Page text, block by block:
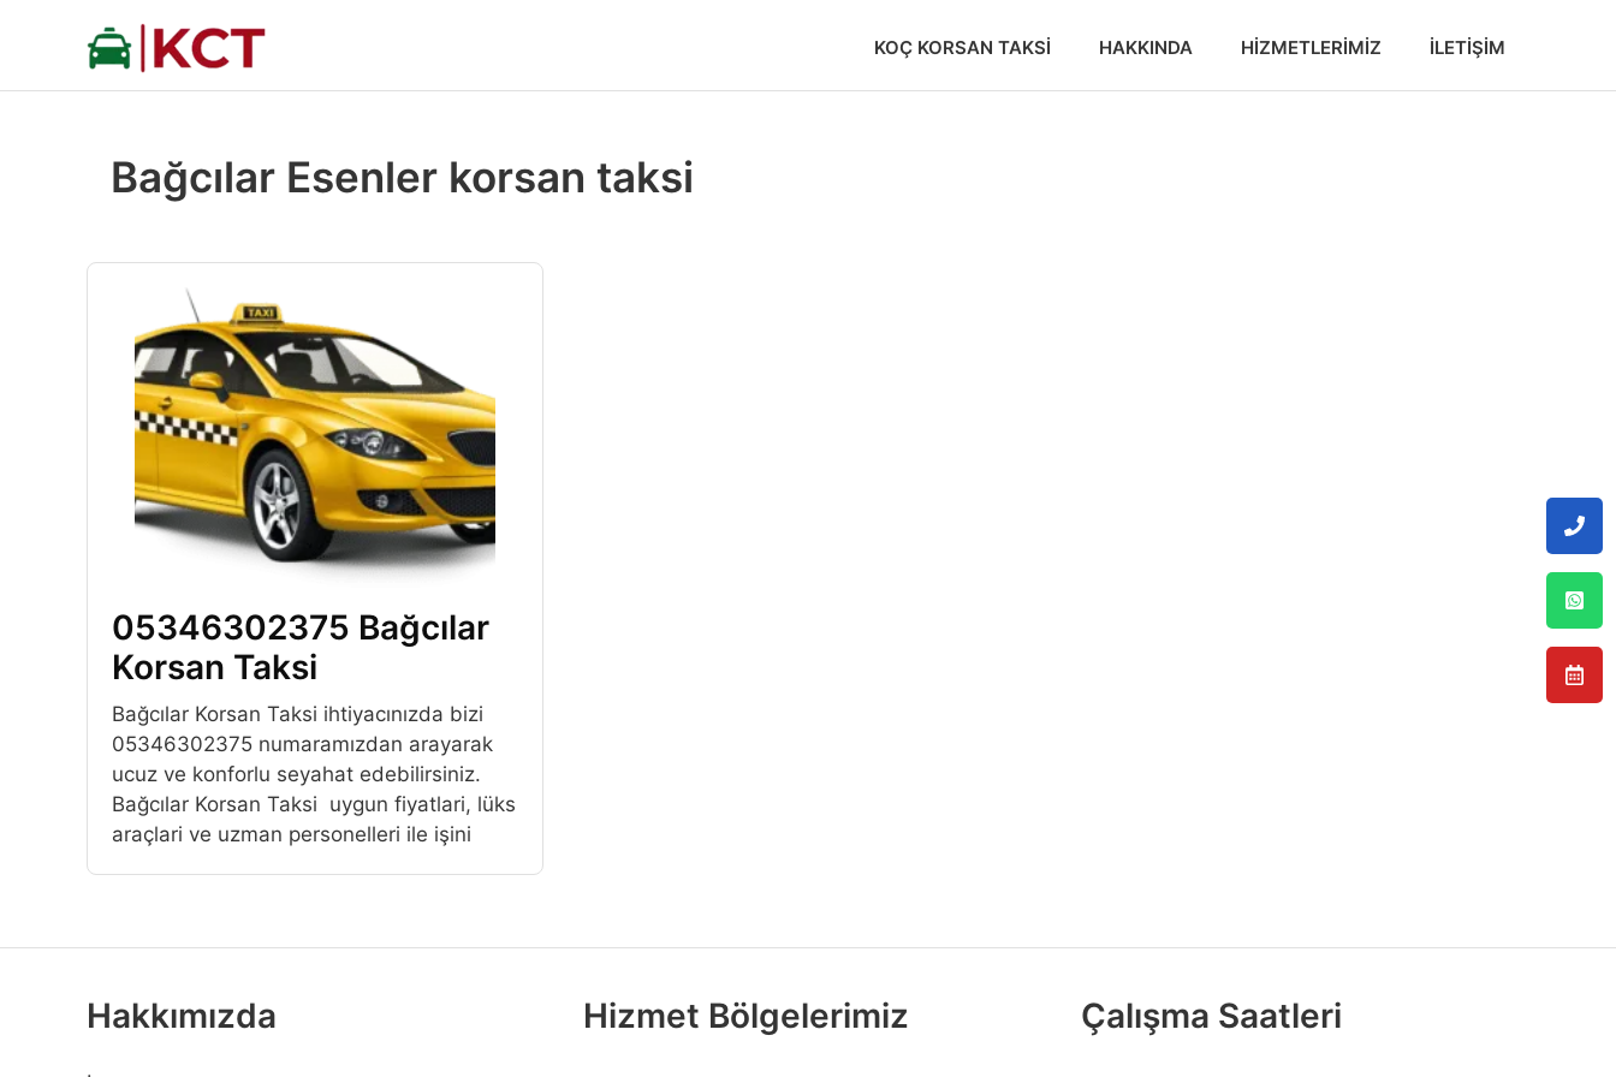
KOÇ KORSAN TAKSI HAKKINDA HIZMETLERIMIZ İLETIŞIM
Bağcılar Esenler korsan taksi
05346302375 Bağcılar
Korsan Taksi
Bağcılar Korsan Taksi ihtiyacınızda bizi
05346302375 numaramızdan arayarak
ucuz ve konforlu seyahat edebilirsiniz.
Bağcılar Korsan Taksi uygun fiyatlari, lüks
araçlari ve uzman personelleri ile işini
Hakkımızda Hizmet Bölgelerimiz Çalışma Saatleri